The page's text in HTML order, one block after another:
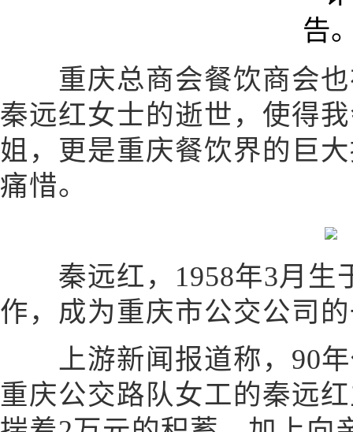
重庆总商会餐饮商会也
秦远红女士的逝世，使得
姐，更是重庆餐饮界的巨
痛惜。
秦远红，1958年3月生
作，成为重庆市公交公司
上游新闻报道称，90年
重庆公交路队女工的秦远